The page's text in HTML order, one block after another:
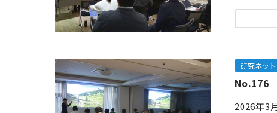
研究ネッ
No.176
2026年3